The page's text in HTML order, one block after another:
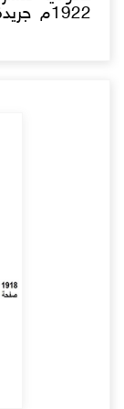
1922م جريدة شهرية بعد ان كانت اسبوعية.